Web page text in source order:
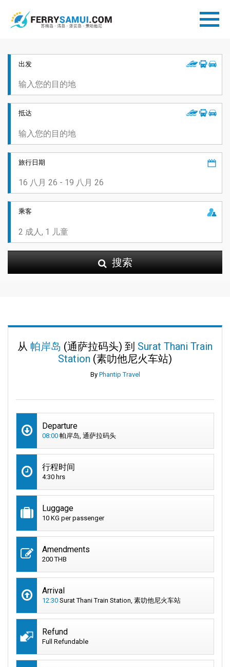
出发
抵达
旅行日期
乘客
搜索
从 帕岸岛 (通萨拉码头) 到 Surat Thani Train
Station (素叻他尼火车站)
By Phantip Travel
Departure
08:00 帕岸岛, 通萨拉码头
行程时间
4:30 hrs
Luggage
10 KG per passenger
Amendments
200 THB
Arrival
12:30 Surat Thani Train Station, 素叻他尼火车站
Refund
Full Refundable